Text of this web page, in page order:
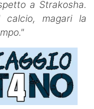
a Strakosha.
magari la